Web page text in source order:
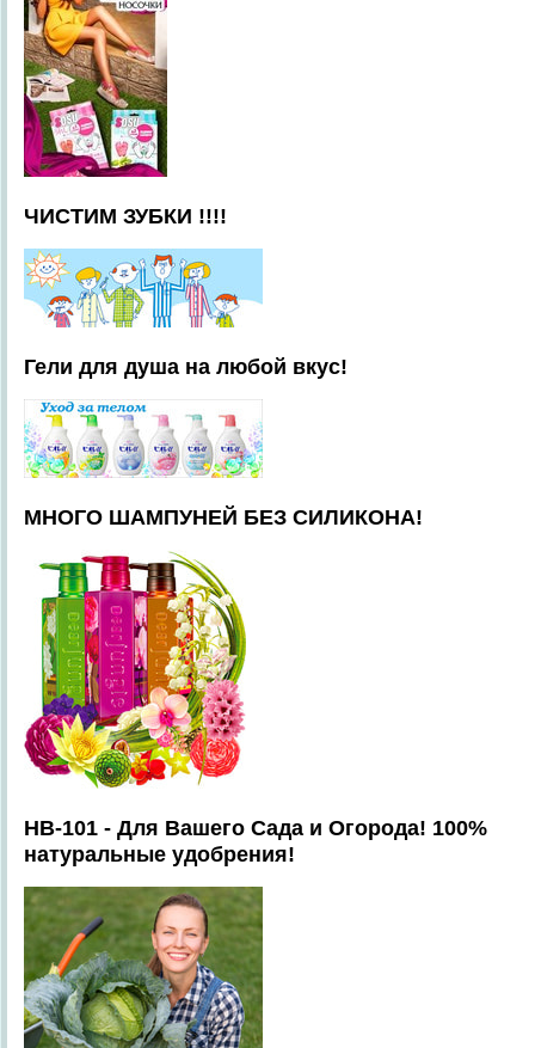
ЧИСТИМ ЗУБКИ !!!!
Гели для душа на любой вкус!
МНОГО ШАМПУНЕЙ БЕЗ СИЛИКОНА!
HB-101 - Для Вашего Сада и Огорода! 100%
натуральные удобрения!